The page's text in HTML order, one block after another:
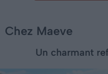
Chez Maeve
Un charmant